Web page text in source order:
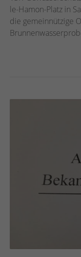
le-Hamon-Platz in
die gemeinnützige